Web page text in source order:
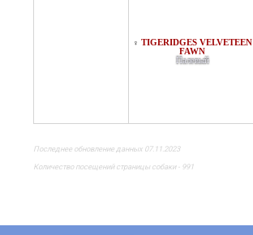
♀ TIGERIDGES VELVETEEN
FAWN
Палевый
Последнее обновление данных 07.11.2023
Количество посещений страницы собаки - 991